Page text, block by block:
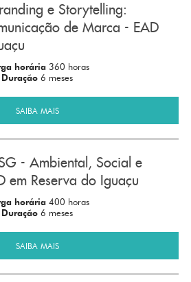
e Storytelling:
de Marca - EAD
horária 360 horas
Duração 6 meses
SAIBA MAIS
- Ambiental, Social e
em Reserva do Iguaçu
horária 400 horas
Duração 6 meses
SAIBA MAIS